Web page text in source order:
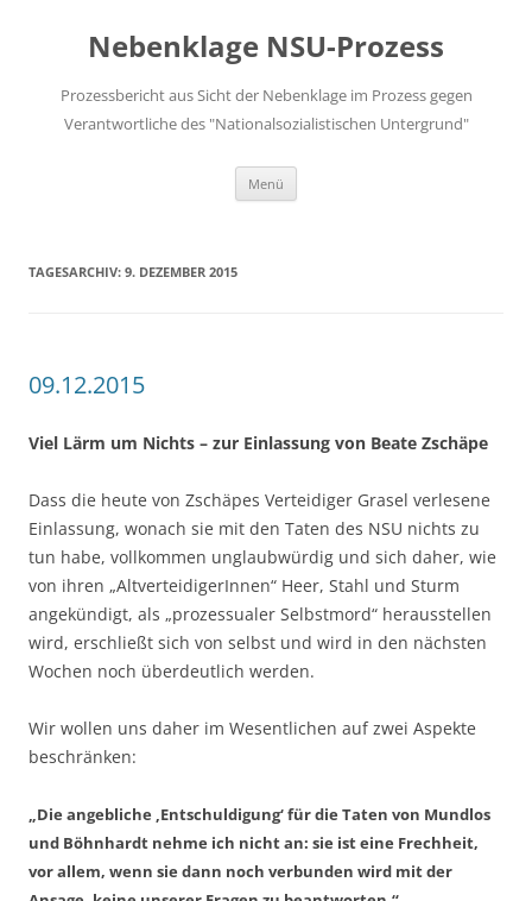
springenNebenklage NSU-Prozess
Prozessbericht aus Sicht der Nebenklage im Prozess gegen
Verantwortliche des "Nationalsozialistischen Untergrund"
Menü
TAGESARCHIV: 9. DEZEMBER 2015
09.12.2015
Viel Lärm um Nichts – zur Einlassung von Beate Zschäpe
Dass die heute von Zschäpes Verteidiger Grasel verlesene
Einlassung, wonach sie mit den Taten des NSU nichts zu
tun habe, vollkommen unglaubwürdig und sich daher, wie
von ihren „AltverteidigerInnen“ Heer, Stahl und Sturm
angekündigt, als „prozessualer Selbstmord“ herausstellen
wird, erschließt sich von selbst und wird in den nächsten
Wochen noch überdeutlich werden.
Wir wollen uns daher im Wesentlichen auf zwei Aspekte
beschränken:
„Die angebliche ‚Entschuldigung‘ für die Taten von Mundlos
und Böhnhardt nehme ich nicht an: sie ist eine Frechheit,
vor allem, wenn sie dann noch verbunden wird mit der